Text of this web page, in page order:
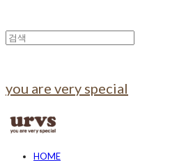
you are very special
HOME